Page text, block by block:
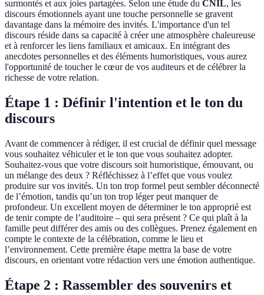
surmontés et aux joies partagées. Selon une étude du CNIL, les
discours émotionnels ayant une touche personnelle se gravent
davantage dans la mémoire des invités. L'importance d'un tel
discours réside dans sa capacité à créer une atmosphère chaleureuse
et à renforcer les liens familiaux et amicaux. En intégrant des
anecdotes personnelles et des éléments humoristiques, vous aurez
l'opportunité de toucher le cœur de vos auditeurs et de célébrer la
richesse de votre relation.
Étape 1 : Définir l'intention et le ton du
discours
Avant de commencer à rédiger, il est crucial de définir quel message
vous souhaitez véhiculer et le ton que vous souhaitez adopter.
Souhaitez-vous que votre discours soit humoristique, émouvant, ou
un mélange des deux ? Réfléchissez à l’effet que vous voulez
produire sur vos invités. Un ton trop formel peut sembler déconnecté
de l’émotion, tandis qu’un ton trop léger peut manquer de
profondeur. Un excellent moyen de déterminer le ton approprié est
de tenir compte de l’auditoire – qui sera présent ? Ce qui plaît à la
famille peut différer des amis ou des collègues. Prenez également en
compte le contexte de la célébration, comme le lieu et
l’environnement. Cette première étape mettra la base de votre
discours, en orientant votre rédaction vers une émotion authentique.
Étape 2 : Rassembler des souvenirs et